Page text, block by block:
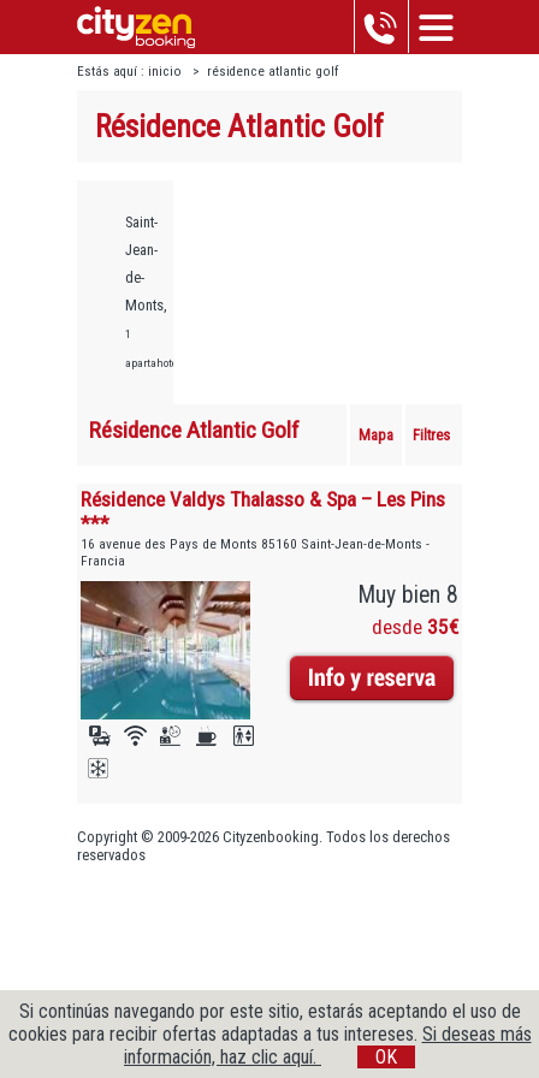
Estás aquí : inicio > résidence atlantic golf
Résidence Atlantic Golf
Saint-
Jean-
de-
Monts,
1
apartahoteles
Résidence Atlantic Golf Mapa Filtres
Résidence Valdys Thalasso & Spa – Les Pins
***
16 avenue des Pays de Monts 85160 Saint-Jean-de-Monts -
Francia
Muy bien 8
desde 35€
Copyright © 2009-2026 Cityzenbooking. Todos los derechos
reservados
Si continúas navegando por este sitio, estarás aceptando el uso de
cookies para recibir ofertas adaptadas a tus intereses. Si deseas más
información, haz clic aquí.
OK